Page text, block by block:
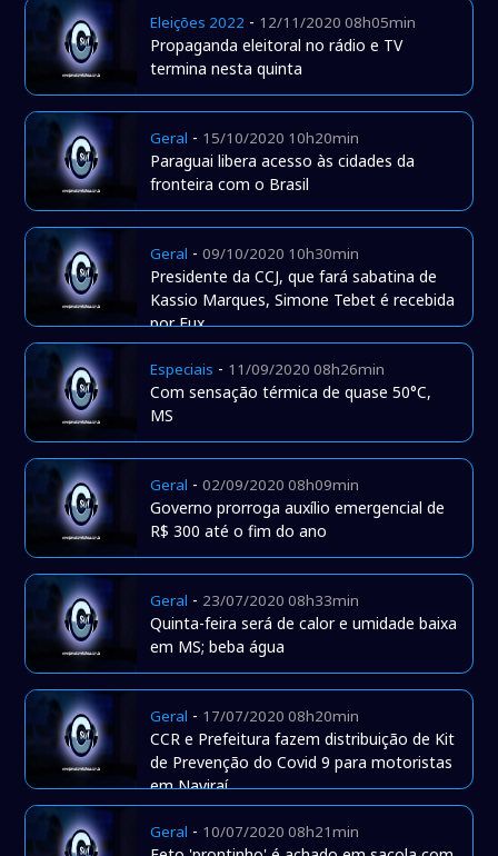
Eleições 2022 - 12/11/2020 08h05min
Propaganda eleitoral no rádio e TV
termina nesta quinta
Geral - 15/10/2020 10h20min
Paraguai libera acesso às cidades da
fronteira com o Brasil
Geral -09/10/2020 10h30min
Presidente da CCJ, que fará sabatina de
Kassio Marques, Simone Tebet é recebida
por Fux
Especiais - 11/09/2020 08h26min
Com sensação térmica de quase 50°C,
MS
Geral -02/09/2020 08h09min
Governo prorroga auxílio emergencial de
R$ 300 até o fim do ano
Geral - 23/07/2020 08h33min
Quinta-feira será de calor e umidade baixa
em MS; beba água
Geral - 17/07/2020 08h20min
CCR e Prefeitura fazem distribuição de Kit
de Prevenção do Covid 9 para motoristas
em Naviraí
Geral - 10/07/2020 08h21min